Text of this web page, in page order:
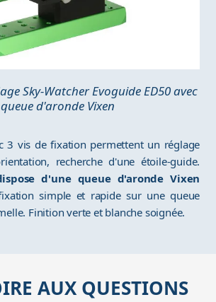
Sky-Watcher Evoguide ED50 avec
queue d'aronde Vixen
3 vis de fixation permettent un réglage
recherche d'une étoile-guide.
d'une queue d'aronde Vixen
simple et rapide sur une queue
Finition verte et blanche soignée.
AUX QUESTIONS